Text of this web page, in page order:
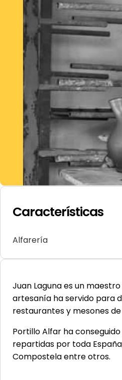
Características
Alfarería
Juan Laguna es un
artesanía ha servido para
restaurantes y mesones
Portillo Alfar ha
repartidas por toda
Compostela entre otros.